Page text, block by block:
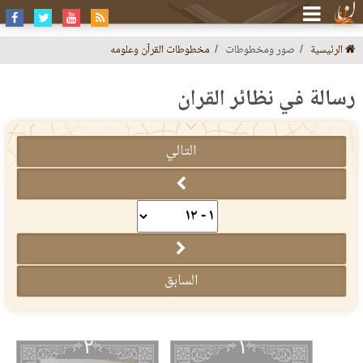
الرئيسية صور ومخطوطات مخطوطات القرآن وعلومه
رسالة في نظائر القرآن
التالي
السابق
١ ٢